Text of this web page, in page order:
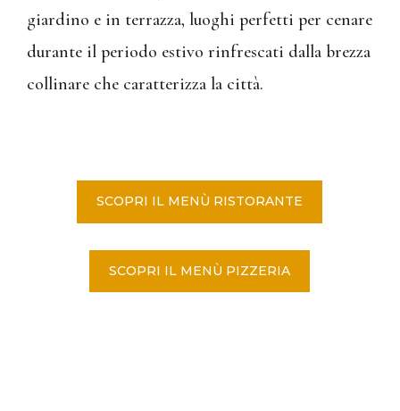
giardino e in terrazza, luoghi perfetti per cenare
durante il periodo estivo rinfrescati dalla brezza
collinare che caratterizza la città.
SCOPRI IL MENÙ RISTORANTE
SCOPRI IL MENÙ PIZZERIA